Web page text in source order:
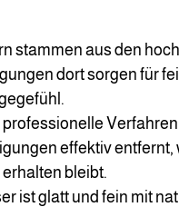
stammen aus den
dort sorgen für
professionelle
effektiv entfernt,
bleibt.
ist glatt und fein mit